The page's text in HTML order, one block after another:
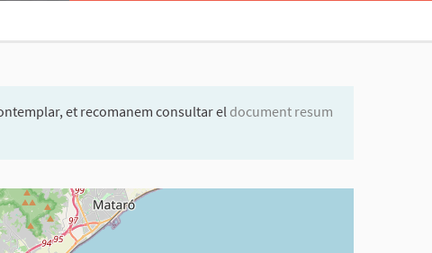
et recomanem consultar eldocument resum
fer servir amb un lector de pantalla però pot ser difícil d'entendre.